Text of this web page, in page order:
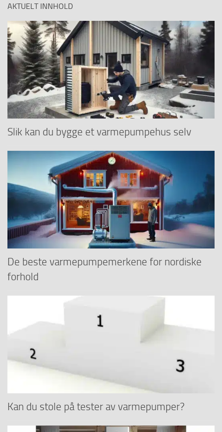
AKTUELT INNHOLD
Slik kan du bygge et varmepumpehus selv
De beste varmepumpemerkene for nordiske
forhold
Kan du stole på tester av varmepumper?